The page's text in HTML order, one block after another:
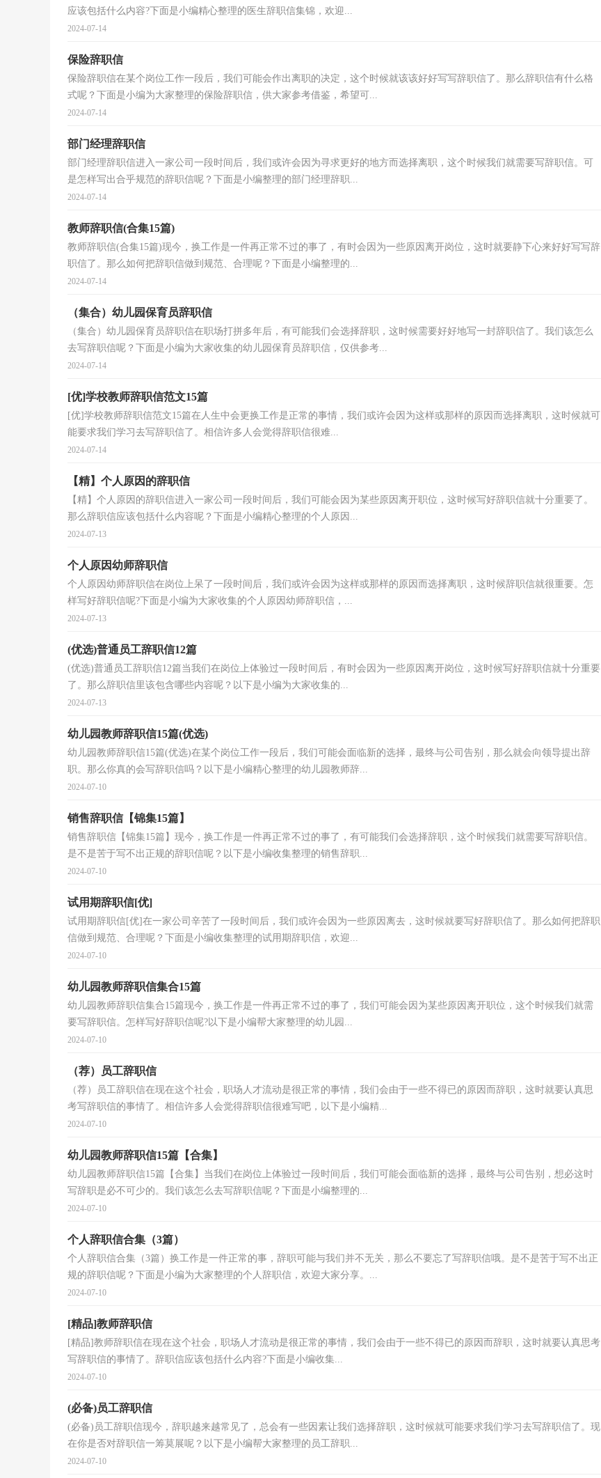
应该包括什么内容?下面是小编精心整理的医生辞职信集锦，欢迎...
2024-07-14
保险辞职信
保险辞职信在某个岗位工作一段后，我们可能会作出离职的决定，这个时候就该该好好写写辞职信了。那么辞职信有什么格
式呢？下面是小编为大家整理的保险辞职信，供大家参考借鉴，希望可...
2024-07-14
部门经理辞职信
部门经理辞职信进入一家公司一段时间后，我们或许会因为寻求更好的地方而选择离职，这个时候我们就需要写辞职信。可
是怎样写出合乎规范的辞职信呢？下面是小编整理的部门经理辞职...
2024-07-14
教师辞职信(合集15篇)
教师辞职信(合集15篇)现今，换工作是一件再正常不过的事了，有时会因为一些原因离开岗位，这时就要静下心来好好写写辞
职信了。那么如何把辞职信做到规范、合理呢？下面是小编整理的...
2024-07-14
（集合）幼儿园保育员辞职信
（集合）幼儿园保育员辞职信在职场打拼多年后，有可能我们会选择辞职，这时候需要好好地写一封辞职信了。我们该怎么
去写辞职信呢？下面是小编为大家收集的幼儿园保育员辞职信，仅供参考...
2024-07-14
[优]学校教师辞职信范文15篇
[优]学校教师辞职信范文15篇在人生中会更换工作是正常的事情，我们或许会因为这样或那样的原因而选择离职，这时候就可
能要求我们学习去写辞职信了。相信许多人会觉得辞职信很难...
2024-07-14
【精】个人原因的辞职信
【精】个人原因的辞职信进入一家公司一段时间后，我们可能会因为某些原因离开职位，这时候写好辞职信就十分重要了。
那么辞职信应该包括什么内容呢？下面是小编精心整理的个人原因...
2024-07-13
个人原因幼师辞职信
个人原因幼师辞职信在岗位上呆了一段时间后，我们或许会因为这样或那样的原因而选择离职，这时候辞职信就很重要。怎
样写好辞职信呢?下面是小编为大家收集的个人原因幼师辞职信，...
2024-07-13
(优选)普通员工辞职信12篇
(优选)普通员工辞职信12篇当我们在岗位上体验过一段时间后，有时会因为一些原因离开岗位，这时候写好辞职信就十分重要
了。那么辞职信里该包含哪些内容呢？以下是小编为大家收集的...
2024-07-13
幼儿园教师辞职信15篇(优选)
幼儿园教师辞职信15篇(优选)在某个岗位工作一段后，我们可能会面临新的选择，最终与公司告别，那么就会向领导提出辞
职。那么你真的会写辞职信吗？以下是小编精心整理的幼儿园教师辞...
2024-07-10
销售辞职信【锦集15篇】
销售辞职信【锦集15篇】现今，换工作是一件再正常不过的事了，有可能我们会选择辞职，这个时候我们就需要写辞职信。
是不是苦于写不出正规的辞职信呢？以下是小编收集整理的销售辞职...
2024-07-10
试用期辞职信[优]
试用期辞职信[优]在一家公司辛苦了一段时间后，我们或许会因为一些原因离去，这时候就要写好辞职信了。那么如何把辞职
信做到规范、合理呢？下面是小编收集整理的试用期辞职信，欢迎...
2024-07-10
幼儿园教师辞职信集合15篇
幼儿园教师辞职信集合15篇现今，换工作是一件再正常不过的事了，我们可能会因为某些原因离开职位，这个时候我们就需
要写辞职信。怎样写好辞职信呢?以下是小编帮大家整理的幼儿园...
2024-07-10
（荐）员工辞职信
（荐）员工辞职信在现在这个社会，职场人才流动是很正常的事情，我们会由于一些不得已的原因而辞职，这时就要认真思
考写辞职信的事情了。相信许多人会觉得辞职信很难写吧，以下是小编精...
2024-07-10
幼儿园教师辞职信15篇【合集】
幼儿园教师辞职信15篇【合集】当我们在岗位上体验过一段时间后，我们可能会面临新的选择，最终与公司告别，想必这时
写辞职是必不可少的。我们该怎么去写辞职信呢？下面是小编整理的...
2024-07-10
个人辞职信合集（3篇）
个人辞职信合集（3篇）换工作是一件正常的事，辞职可能与我们并不无关，那么不要忘了写辞职信哦。是不是苦于写不出正
规的辞职信呢？下面是小编为大家整理的个人辞职信，欢迎大家分享。...
2024-07-10
[精品]教师辞职信
[精品]教师辞职信在现在这个社会，职场人才流动是很正常的事情，我们会由于一些不得已的原因而辞职，这时就要认真思考
写辞职信的事情了。辞职信应该包括什么内容?下面是小编收集...
2024-07-10
(必备)员工辞职信
(必备)员工辞职信现今，辞职越来越常见了，总会有一些因素让我们选择辞职，这时候就可能要求我们学习去写辞职信了。现
在你是否对辞职信一筹莫展呢？以下是小编帮大家整理的员工辞职...
2024-07-10